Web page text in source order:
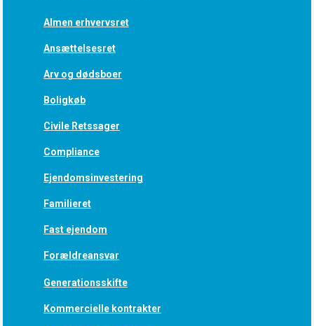
Almen erhvervsret
Ansættelsesret
Arv og dødsboer
Boligkøb
Civile Retssager
Compliance
Ejendomsinvestering
Familieret
Fast ejendom
Forældreansvar
Generationsskifte
Kommercielle kontrakter